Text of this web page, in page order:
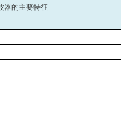
器的主要特征